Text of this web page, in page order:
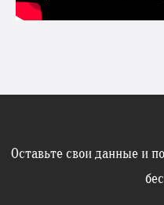
Оставьте свои данные и